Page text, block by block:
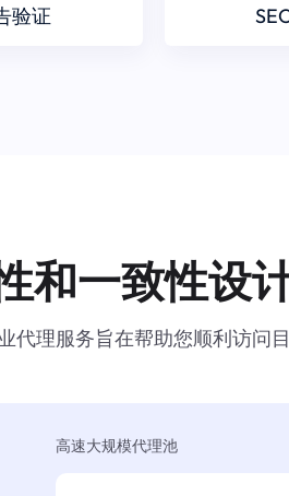
验证
和一致性设
代理服务旨在帮助您顺利访问
高速大规模代理池